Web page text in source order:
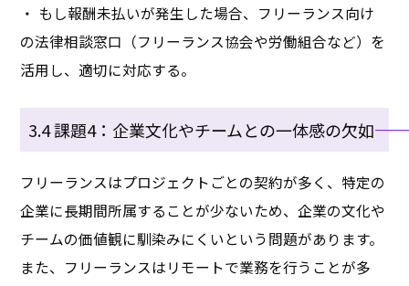
・ もし報酬未払いが発生した場合、フリーランス向け
の法律相談窓口（フリーランス協会や労働組合など）を
活用し、適切に対応する。
3.4 課題4：企業文化やチームとの一体感の欠如
フリーランスはプロジェクトごとの契約が多く、特定の
企業に長期間所属することが少ないため、企業の文化や
チームの価値観に馴染みにくいという問題があります。
また、フリーランスはリモートで業務を行うことが多